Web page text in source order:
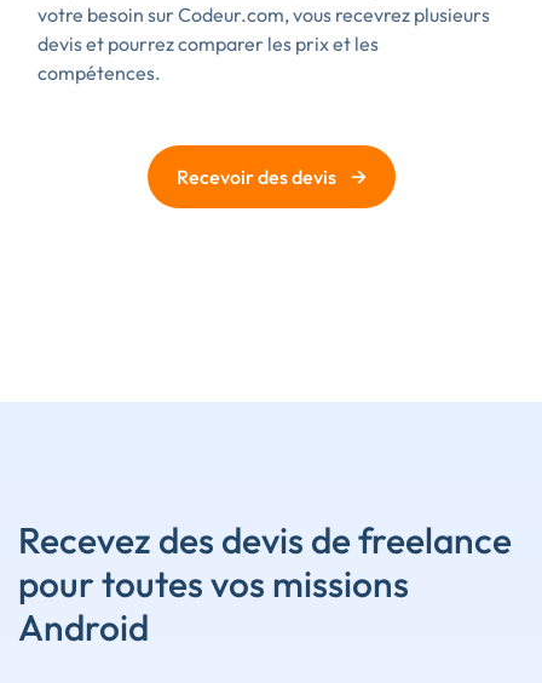
votre besoin sur Codeur.com, vous recevrez plusieurs
devis et pourrez comparer les prix et les
compétences.
Recevoir des devis →
Recevez des devis de freelance
pour toutes vos missions
Android